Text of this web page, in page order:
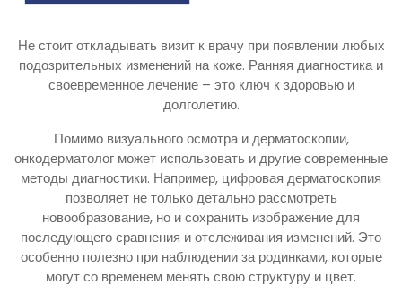
Не стоит откладывать визит к врачу при появлении любых
подозрительных изменений на коже. Ранняя диагностика и
своевременное лечение – это ключ к здоровью и
долголетию.
Помимо визуального осмотра и дерматоскопии,
онкодерматолог может использовать и другие современные
методы диагностики. Например, цифровая дерматоскопия
позволяет не только детально рассмотреть
новообразование, но и сохранить изображение для
последующего сравнения и отслеживания изменений. Это
особенно полезно при наблюдении за родинками, которые
могут со временем менять свою структуру и цвет.